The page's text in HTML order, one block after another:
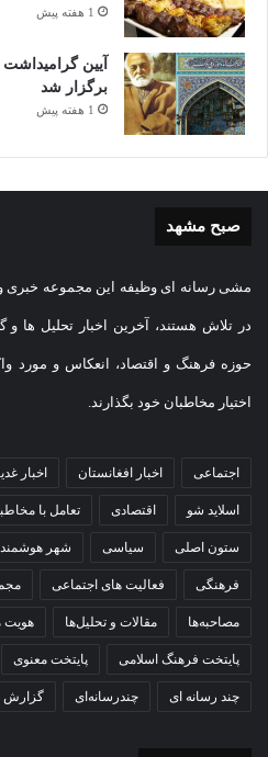
1 هفته پیش
آیین
برگزار شد
1 هفته پیش
صبح مشهد
مشی رسانه ای وظیفه این مجموعه خبری و
در تلاش هستند، آخرین اخبار تحلیل ها
حوزه فرهنگ و اقتصاد، انعکاس و مورد
اختیار مخاطبان خود بگذارند.
اجتماعی اخبار افغانستان اخبار
اسلاید شو اقتصادی تعامل با
ستون اصلی سیاسی شهر هوشمند
فرهنگی فعالیت های اجتماعی
مصاحبه‌ها مقالات و تحلیل‌ها هویت
پایتخت فرهنگ اسلامی پایتخت معنوی
چند رسانه ای چندرسانه‌ای گزارش